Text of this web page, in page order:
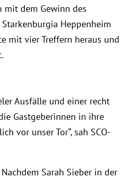
mit dem Gewinn des
Heppenheim
mit vier Treffern heraus und
Ausfälle und einer recht
Gastgeberinnen in ihre
vor unser Tor“, sah SCO-
Sarah Sieber in der